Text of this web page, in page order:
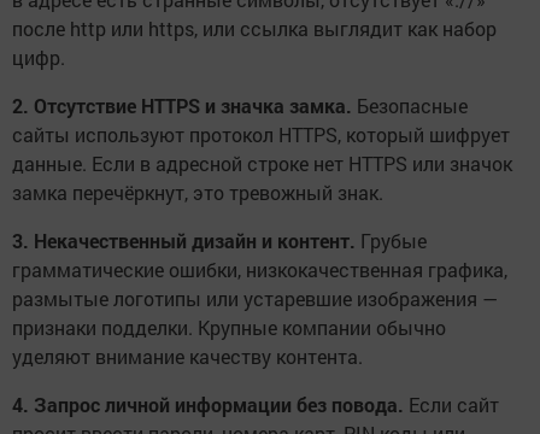
после http или https, или ссылка выглядит как набор
цифр.
2. Отсутствие HTTPS и значка замка. Безопасные
сайты используют протокол HTTPS, который шифрует
данные. Если в адресной строке нет HTTPS или значок
замка перечёркнут, это тревожный знак.
3. Некачественный дизайн и контент. Грубые
грамматические ошибки, низкокачественная графика,
размытые логотипы или устаревшие изображения —
признаки подделки. Крупные компании обычно
уделяют внимание качеству контента.
4. Запрос личной информации без повода. Если сайт